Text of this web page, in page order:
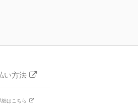
い方法
細はこちら